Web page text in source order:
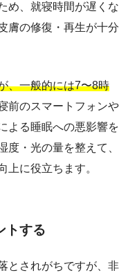
め、就寝時間が遅くな
膚の修復・再生が十分
、一般的には7〜8時
前のスマートフォンや
よる睡眠への悪影響を
度・光の量を整えて、
上に役立ちます。
トする
とされがちですが、非